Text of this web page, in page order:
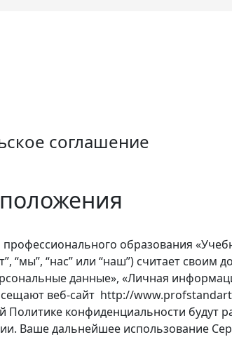
соглашение
образования
“мы”, “нас” или “наш”) считает своим
данные», «Личная
веб-сайт http://
Политике конфиденциальности
Ваше дальнейшее использование